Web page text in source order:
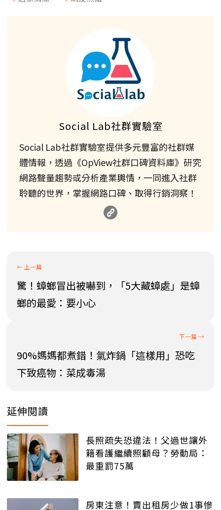
Social Lab社群實驗室
Social Lab社群實驗室提供多元豐富的社群媒
體情報，透過《OpView社群口碑資料庫》研究
網路聲量趨勢或分析產業輿情，一同進入社群
聆聽的世界，掌握網路口碑、取得行銷洞察！
驚！蟑螂冒出被嚇到，「5大藏蟑處」是蟑
螂的最愛：要小心
90%媽媽都煮錯！氣炸鍋「這樣用」恐吃
下致癌物：菜成毒湯
延伸閱讀
長照疏失恐違法！父過世讓外
籍看護繼續照顧母？勞動局：
最重罰75萬
房東注意！賣出租房少做1事慘